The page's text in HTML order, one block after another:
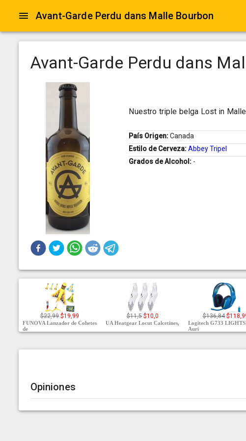
Avant-Garde Perdu dans Malle Bourbon
Avant-Garde Perdu dans
Nuestro triple belga Lost in
País Origen:Canada
Estilo de Cerveza:Abbey Tripel
Grados de Alcohol: -
$22,99 $19,99
FUNOVA Lanzador de Cohetes
de
$11,5 $10,0
UA Heatgear Locut Calcetines,
$136,84
Logitech G733
Auri
Opiniones